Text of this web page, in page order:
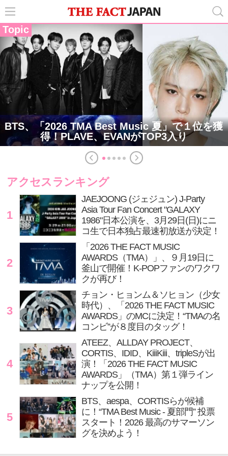
Topic
BTS、「2026 TMA Best Music 夏」で１位を獲
得！PLAVE、EVANがTOP3入り
アクセスランキング
1
JAEJOONG (ジェジュン) J-Party
Asia Tour Fan Concert "GALAXY
1986"日本公演を、3月29日(日)にニ
コ生で日本独占最速初放送が決定！
2
「2026 THE FACT MUSIC
AWARDS（TMA）」、９月19日に
釜山で開催！K-POPファンのワクワ
クが再び！
3
チョン・ヒョンム＆ソヒョン（少女
時代）、「2026 THE FACT MUSIC
AWARDS」のMCに決定！“TMAの名
コンビ”が８度目のタッグ！
4
ATEEZ、ALLDAY PROJECT、
CORTIS、IDID、KiiiKiii、tripleSが出
演！「2026 THE FACT MUSIC
AWARDS」（TMA）第１弾ライン
ナップを公開！
5
BTS、aespa、CORTISらが候補
に！“TMA Best Music - 夏部門” 投票
スタート！2026 最高のサマーソン
グを決めよう！